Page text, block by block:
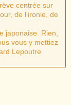
centrée sur
de l’ironie, de
japonaise. Rien,
vous y mettiez
Lepoutre